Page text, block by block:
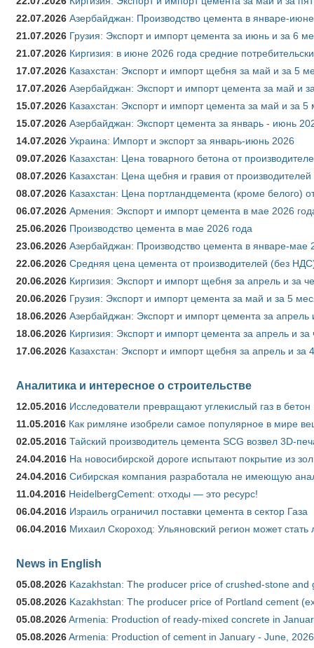
22.07.2026 Азербайджан: Производство цемента в январе-
21.07.2026 Грузия: Экспорт и импорт цемента за июнь и за 6
21.07.2026 Киргизия: в июне 2026 года средние
17.07.2026 Казахстан: Экспорт и импорт щебня за май и за 5
17.07.2026 Азербайджан: Экспорт и импорт цемента за май и
15.07.2026 Казахстан: Экспорт и импорт цемента за май и за
15.07.2026 Азербайджан: Экспорт цемента за январь - июнь
14.07.2026 Украина: Импорт и экспорт за январь-июнь 2026
09.07.2026 Казахстан: Цена товарного бетона от
08.07.2026 Казахстан: Цена щебня и гравия от
08.07.2026 Казахстан: Цена портландцемента (кроме белого)
06.07.2026 Армения: Экспорт и импорт цемента в мае 2026
25.06.2026 Производство цемента в мае 2026 года
23.06.2026 Азербайджан: Производство цемента в январе-мае
22.06.2026 Средняя цена цемента от производителей (без
20.06.2026 Киргизия: Экспорт и импорт щебня за апрель и за
20.06.2026 Грузия: Экспорт и импорт цемента за май и за 5
18.06.2026 Азербайджан: Экспорт и импорт цемента за
18.06.2026 Киргизия: Экспорт и импорт цемента за апрель и
17.06.2026 Казахстан: Экспорт и импорт щебня за апрель и за
Аналитика и интересное о строительстве
12.05.2016 Исследователи превращают углекислый газ в бетон
11.05.2016 Как римляне изобрели самое популярное в мире
02.05.2016 Тайский производитель цемента SCG возвел 3D-
24.04.2016 На новосибирской дороге испытают покрытие из
24.04.2016 Сибирская компания разработала не имеющую
11.04.2016 HeidelbergCement: отходы — это ресурс!
06.04.2016 Израиль ограничил поставки цемента в сектор Газа
06.04.2016 Михаил Скороход: Ульяновский регион может
News in English
05.08.2026 Kazakhstan: The producer price of crushed-stone and
05.08.2026 Kazakhstan: The producer price of Portland cement
05.08.2026Armenia: Production of ready-mixed concrete in
05.08.2026Armenia: Production of cement in January - June, 2026